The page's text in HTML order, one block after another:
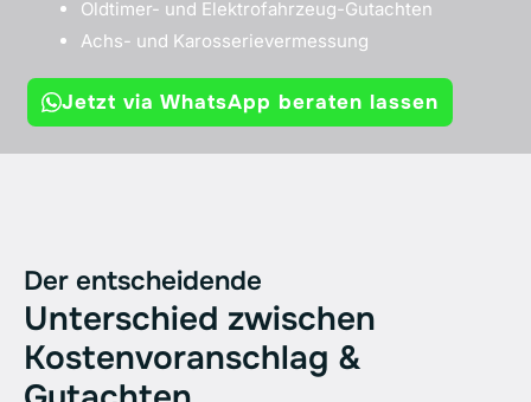
Oldtimer- und Elektrofahrzeug-Gutachten
Achs- und Karosserievermessung
Jetzt via WhatsApp beraten lassen
Der entscheidende
Unterschied zwischen
Kostenvoranschlag &